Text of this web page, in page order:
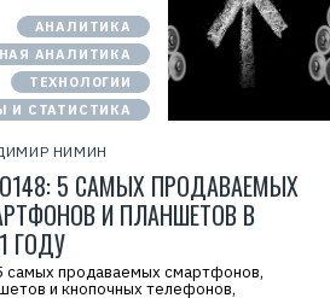
АНАЛИТИКА
АНАЛИТИКА
ТЕХНОЛОГИИ
И СТАТИСТИКА
НИМИН
5 САМЫХ ПРОДАВАЕМЫХ
И ПЛАНШЕТОВ В
ГОДУ
самых продаваемых смартфонов,
и кнопочных телефонов,